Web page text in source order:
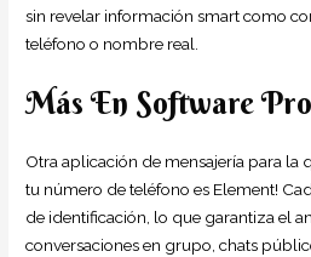
sin revelar información smart como
teléfono o nombre real.
Más En Software
Otra aplicación de mensajería para la
tu número de teléfono es Element!
de identificación, lo que garantiza el
conversaciones en grupo, chats